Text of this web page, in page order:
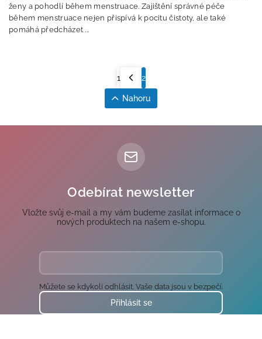
ženy a pohodlí během menstruace. Zajištění správné péče
během menstruace nejen přispívá k pocitu čistoty, ale také
pomáhá předcházet ...
1 2
Nahoru
Odebírat newsletter
Vložte svůj e-mail a my vám budeme zasílat informace o
nových produktech na našem e-shopu.
Můžete se kdykoli odhlásit. Vaše data jsou v bezpečí.
Přihlásit se